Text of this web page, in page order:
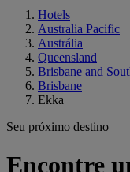
Hotels
Australia Pacific
Austrália
Queensland
Brisbane and
Brisbane
Ekka
Seu próximo destino
Encontre